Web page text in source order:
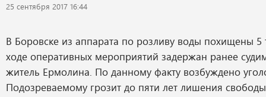
25 сентября 2017 16:44
В Боровске из аппарата по розливу воды похищены 5
ходе оперативных мероприятий задержан ранее
житель Ермолина. По данному факту возбуждено
Подозреваемому грозит до пяти лет лишения